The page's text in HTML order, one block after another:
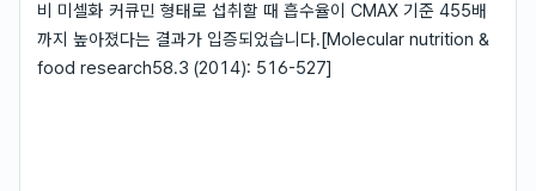
비 미셀화 커큐민 형태로 섭취할 때 흡수율이 CMAX 기준 455배
까지 높아졌다는 결과가 입증되었습니다.[Molecular nutrition &
food research58.3 (2014): 516-527]